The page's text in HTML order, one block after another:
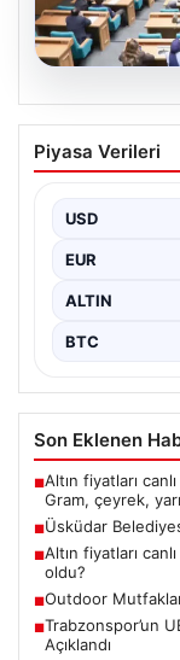
Üsküdar
Sibel Tan
Piyasa Verileri
USD
EUR
ALTIN
BTC
Son Eklenen
■Altın fiyatları
Gram, çeyrek,
■Üsküdar
■Altın fiyatları
oldu?
■Outdoor
■Trabzonspor’un
Açıklandı